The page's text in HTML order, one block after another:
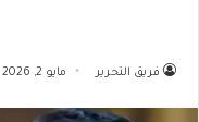
فريق التحرير مايو 2, 2026